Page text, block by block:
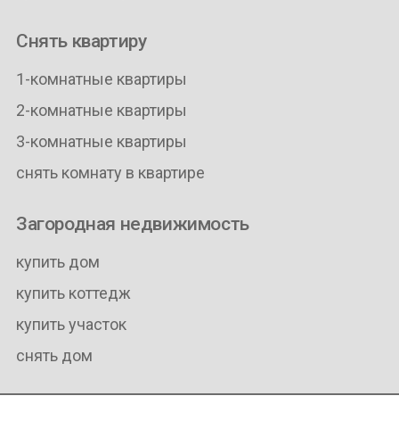
Снять квартиру
1-комнатные квартиры
2-комнатные квартиры
3-комнатные квартиры
снять комнату в квартире
Загородная недвижимость
купить дом
купить коттедж
купить участок
снять дом